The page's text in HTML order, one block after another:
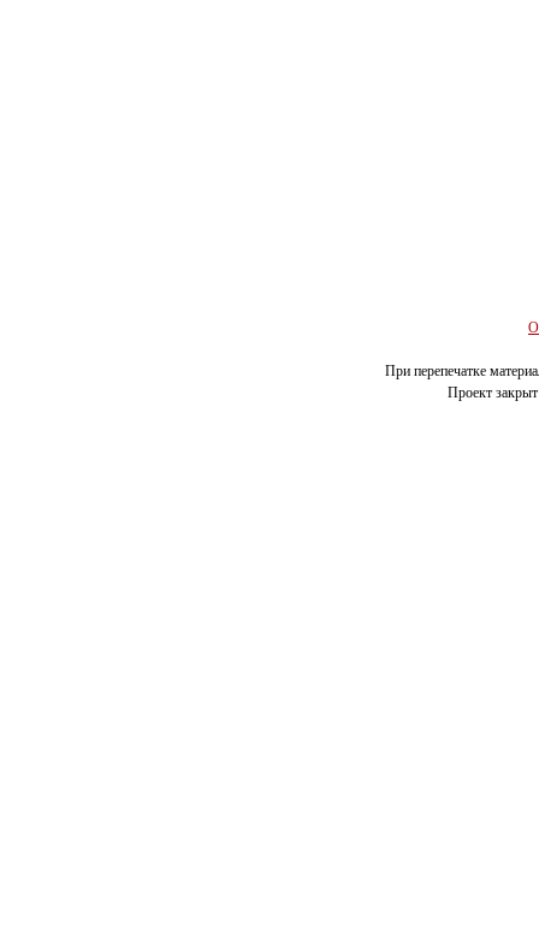
О
При перепечатке
Проект закрыт